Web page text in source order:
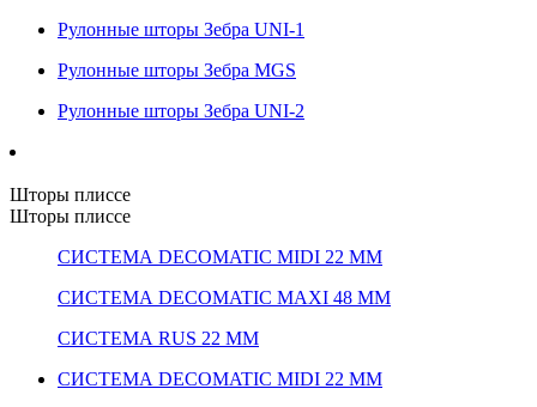
Рулонные шторы Зебра UNI-1
Рулонные шторы Зебра MGS
Рулонные шторы Зебра UNI-2
Шторы плиссе
Шторы плиссе
СИСТЕМА DECOMATIC MIDI 22 ММ
СИСТЕМА DECOMATIC MAXI 48 ММ
СИСТЕМА RUS 22 ММ
СИСТЕМА DECOMATIC MIDI 22 ММ